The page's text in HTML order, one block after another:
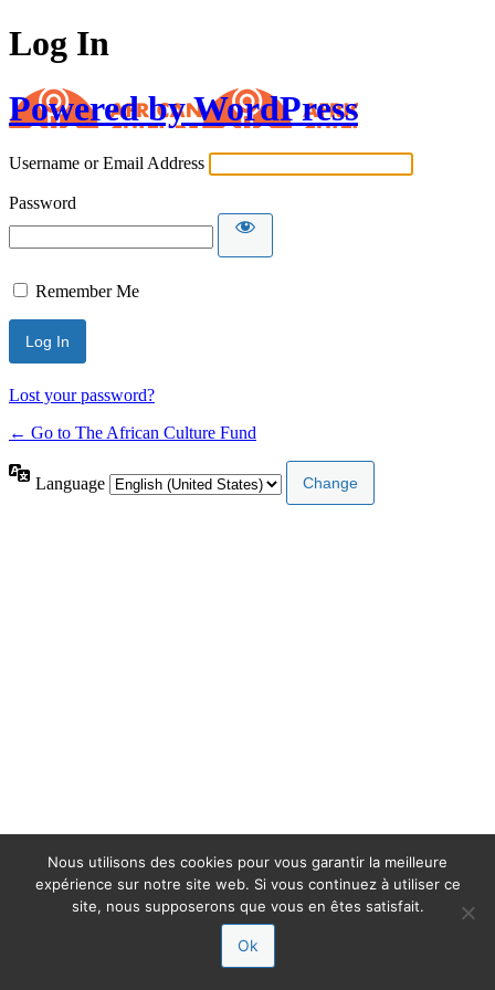
Log In
Powered by WordPress
Username or Email Address
Password
Remember Me
Lost your password?
← Go to The African Culture Fund
Language
Nous utilisons des cookies pour vous garantir la meilleure
expérience sur notre site web. Si vous continuez à utiliser ce
site, nous supposerons que vous en êtes satisfait.
Ok